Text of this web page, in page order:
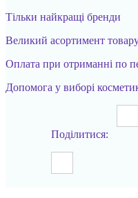
Тільки найкращі бренди
Великий асортимент
Оплата при отриманні по
Допомога у виборі
Поділитися: